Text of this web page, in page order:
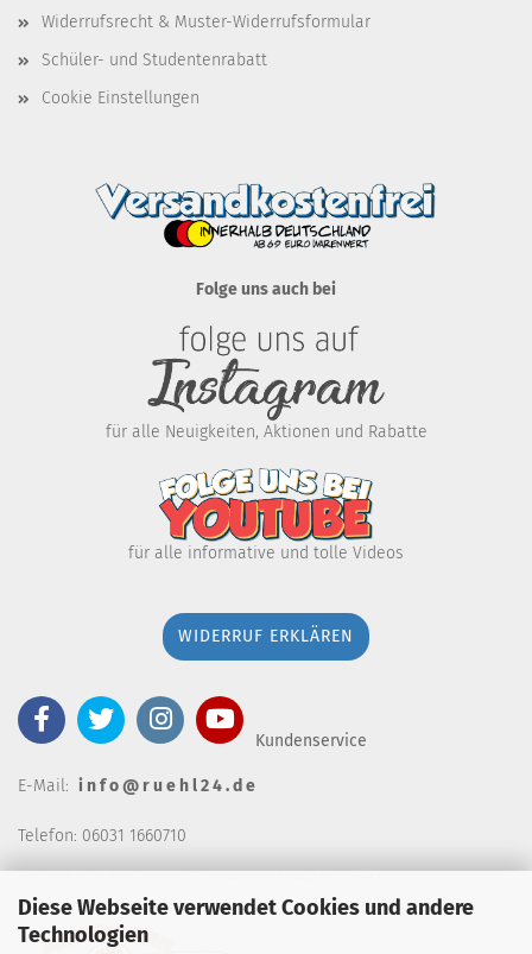
Diese Webseite verwendet Cookies und andere
Technologien
Widerrufsrecht & Muster-Widerrufsformular
Schüler- und Studentenrabatt
Cookie Einstellungen
Folge uns auch bei
für alle Neuigkeiten, Aktionen und Rabatte
für alle informative und tolle Videos
WIDERRUF ERKLÄREN
Kundenservice
E-Mail: i n f o @ r u e h l 2 4 . d e
Telefon: 06031 1660710